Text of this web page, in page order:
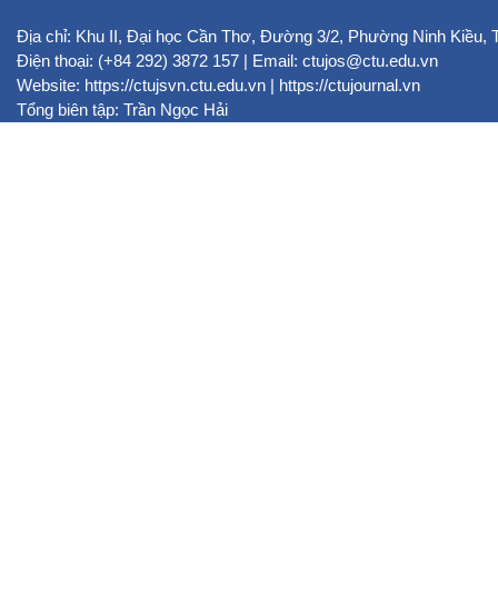
Địa chỉ: Khu II, Đại học Cần Thơ, Đường 3/2, Phường Ninh Kiều,
Điện thoại: (+84 292) 3872 157 | Email: ctujos@ctu.edu.vn
Website: https://ctujsvn.ctu.edu.vn | https://ctujournal.vn
Tổng biên tập: Trần Ngọc Hải